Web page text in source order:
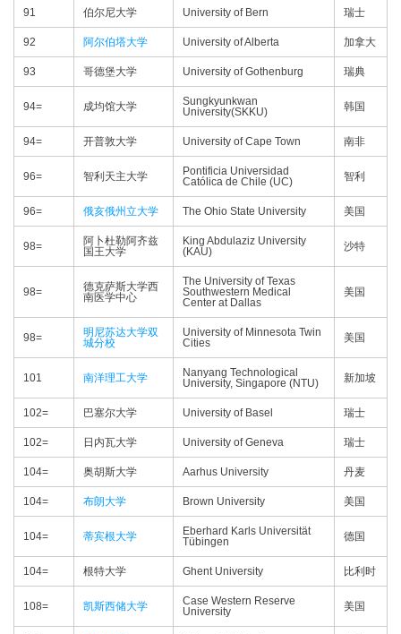
91 伯尔尼大学 University of Bern 瑞士
92 阿尔伯塔大学 University of Alberta 加拿大
93 哥德堡大学 University of Gothenburg 瑞典
94= 成均馆大学
Sungkyunkwan
University(SKKU)
韩国
94= 开普敦大学 University of Cape Town 南非
96= 智利天主大学
Pontificia Universidad
Católica de Chile (UC)
智利
96= 俄亥俄州立大学 The Ohio State University 美国
98=
阿卜杜勒阿齐兹
国王大学
King Abdulaziz University
(KAU)
沙特
98=
德克萨斯大学西
南医学中心
The University of Texas
Southwestern Medical
Center at Dallas
美国
98=
明尼苏达大学双
城分校
University of Minnesota Twin
Cities
美国
101 南洋理工大学
Nanyang Technological
University, Singapore (NTU)
新加坡
102= 巴塞尔大学 University of Basel 瑞士
102= 日内瓦大学 University of Geneva 瑞士
104= 奥胡斯大学 Aarhus University 丹麦
104= 布朗大学 Brown University 美国
104= 蒂宾根大学
Eberhard Karls Universität
Tübingen
德国
104= 根特大学 Ghent University 比利时
108= 凯斯西储大学
Case Western Reserve
University
美国